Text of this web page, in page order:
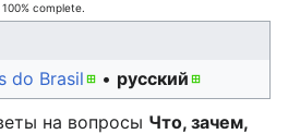
100% complete.
do Brasil • ‎ русский
на вопросы Что, зачем,